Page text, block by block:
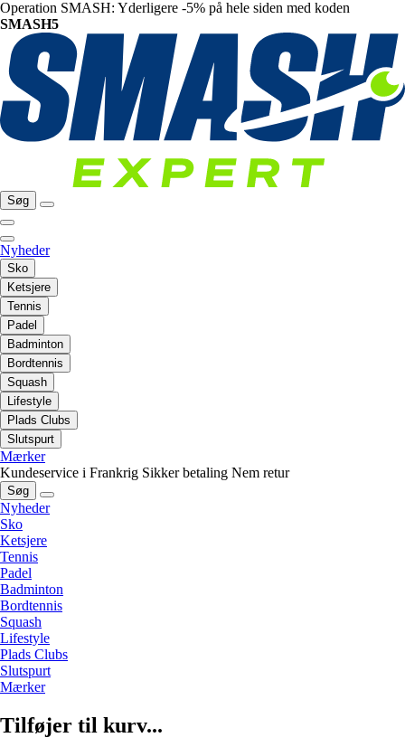
Operation SMASH: Yderligere -5% på hele siden med koden
SMASH5
Søg
Nyheder
Sko
Ketsjere
Tennis
Padel
Badminton
Bordtennis
Squash
Lifestyle
Plads Clubs
Slutspurt
Mærker
Kundeservice i Frankrig Sikker betaling Nem retur
Søg
Nyheder
Sko
Ketsjere
Tennis
Padel
Badminton
Bordtennis
Squash
Lifestyle
Plads Clubs
Slutspurt
Mærker
Tilføjer til kurv...